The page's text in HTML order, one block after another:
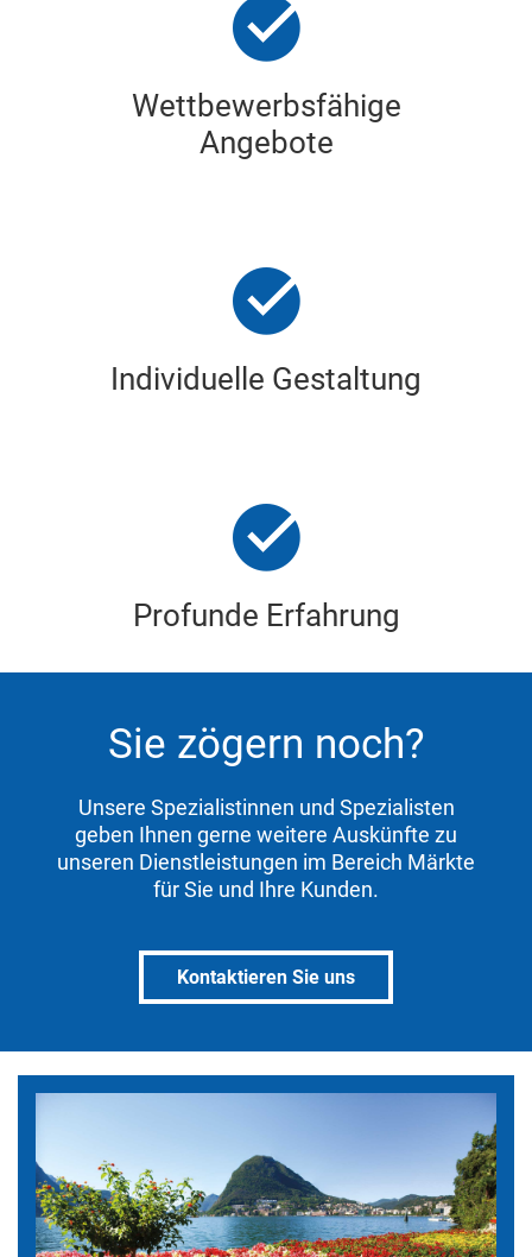
Wettbewerbsfähige
Angebote
Individuelle Gestaltung
Profunde Erfahrung
Sie zögern noch?
Unsere Spezialistinnen und Spezialisten
geben Ihnen gerne weitere Auskünfte zu
unseren Dienstleistungen im Bereich Märkte
für Sie und Ihre Kunden.
Kontaktieren Sie uns